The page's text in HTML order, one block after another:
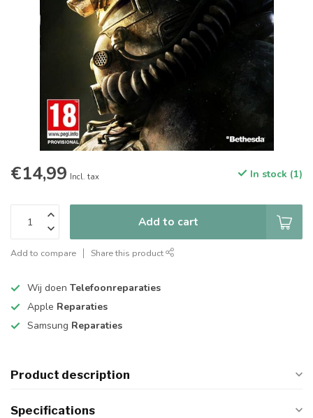
€14,99 Incl. tax In stock (1)
Add to cart
Add to compare Share this product
Wij doen Telefoonreparaties
Apple Reparaties
Samsung Reparaties
Product description
Specifications